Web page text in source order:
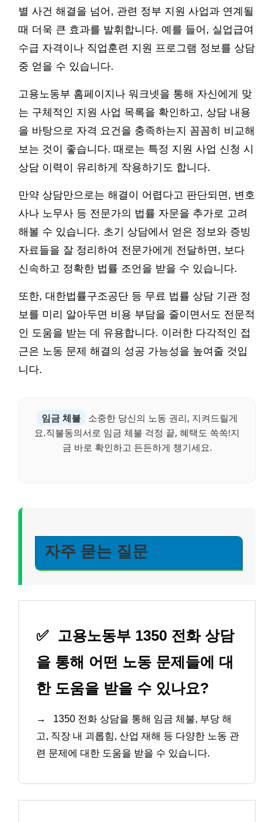
별 사건 해결을 넘어, 관련 정부 지원 사업과 연계될
때 더욱 큰 효과를 발휘합니다. 예를 들어, 실업급여
수급 자격이나 직업훈련 지원 프로그램 정보를 상담
중 얻을 수 있습니다.
고용노동부 홈페이지나 워크넷을 통해 자신에게 맞
는 구체적인 지원 사업 목록을 확인하고, 상담 내용
을 바탕으로 자격 요건을 충족하는지 꼼꼼히 비교해
보는 것이 좋습니다. 때로는 특정 지원 사업 신청 시
상담 이력이 유리하게 작용하기도 합니다.
만약 상담만으로는 해결이 어렵다고 판단되면, 변호
사나 노무사 등 전문가의 법률 자문을 추가로 고려
해볼 수 있습니다. 초기 상담에서 얻은 정보와 증빙
자료들을 잘 정리하여 전문가에게 전달하면, 보다
신속하고 정확한 법률 조언을 받을 수 있습니다.
또한, 대한법률구조공단 등 무료 법률 상담 기관 정
보를 미리 알아두면 비용 부담을 줄이면서도 전문적
인 도움을 받는 데 유용합니다. 이러한 다각적인 접
근은 노동 문제 해결의 성공 가능성을 높여줄 것입
니다.
임금 체불
소중한 당신의 노동 권리, 지켜드릴게
요.직불동의서로 임금 체불 걱정 끝, 혜택도 쏙쏙!지
금 바로 확인하고 든든하게 챙기세요.
자주 묻는 질문
✅ 고용노동부 1350 전화 상담
을 통해 어떤 노동 문제들에 대
한 도움을 받을 수 있나요?
→
1350 전화 상담을 통해 임금 체불, 부당 해
고, 직장 내 괴롭힘, 산업 재해 등 다양한 노동 관
련 문제에 대한 도움을 받을 수 있습니다.